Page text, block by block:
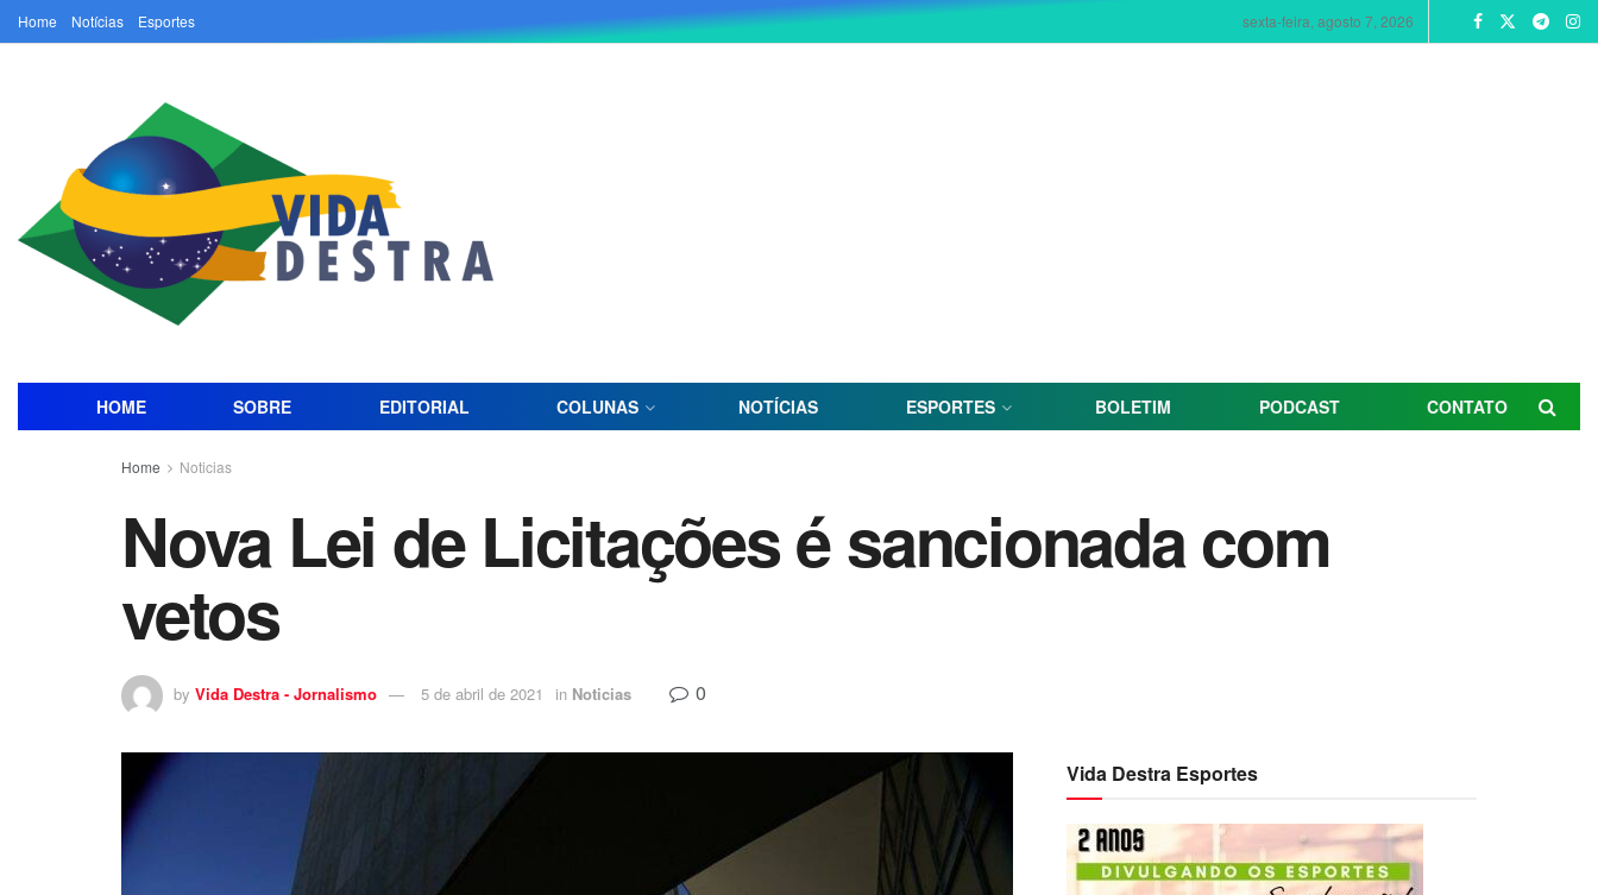
Home Notícias Esportes sexta-feira, agosto 7, 2026
HOME SOBRE EDITORIAL COLUNAS NOTÍCIAS ESPORTES BOLETIM PODCAST CONTATO
Home Noticias
Nova Lei de Licitações é sancionada com
vetos
by Vida Destra - Jornalismo 5 de abril de 2021 in Noticias 0
Vida Destra Esportes